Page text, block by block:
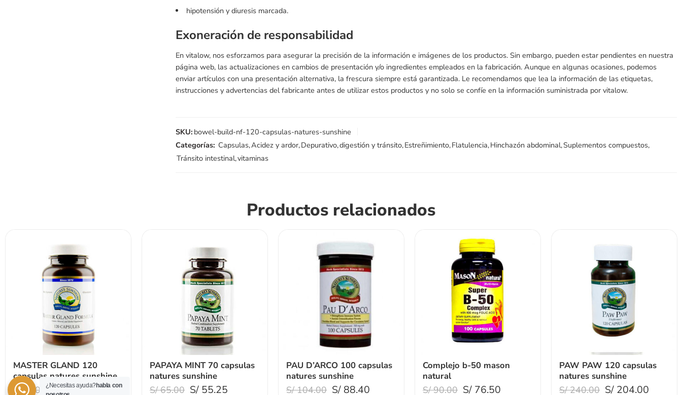
hipotensión y diuresis marcada.
Exoneración de responsabilidad
En vitalow, nos esforzamos para asegurar la precisión de la información e imágenes de los productos. Sin embargo, pueden estar pendientes en nuestra
página web, las actualizaciones en cambios de presentación y/o ingredientes empleados en la fabricación. Aunque en algunas ocasiones, podemos
enviar artículos con una presentación alternativa, la frescura siempre está garantizada. Le recomendamos que lea la información de las etiquetas,
instrucciones y advertencias del fabricante antes de utilizar estos productos y no solo se confíe en la información suministrada por vitalow.
SKU: bowel-build-nf-120-capsulas-natures-sunshine
Categorías: Capsulas,Acidez y ardor,Depurativo,digestión y tránsito,Estreñimiento,Flatulencia,Hinchazón abdominal,Suplementos compuestos,
Tránsito intestinal,vitaminas
Productos relacionados
MASTER GLAND 120
capsulas natures sunshine
S/220.00 S/187.00
PAPAYA MINT 70 capsulas
natures sunshine
S/65.00 S/ 55.25
PAU D’ARCO 100 capsulas
natures sunshine
S/104.00 S/ 88.40
Complejo b-50 mason
natural
S/90.00 S/ 76.50
PAW PAW 120 capsulas
natures sunshine
S/240.00 S/ 204.00
¿Necesitas ayuda?habla con